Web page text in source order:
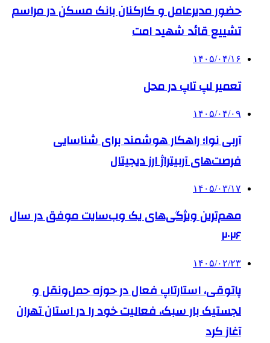
حضور مدیرعامل و کارکنان بانک مسکن در مراسم
تشییع قائد شهید امت
۱۴۰۵/۰۴/۱۶
تعمیر لپ تاپ در محل
۱۴۰۵/۰۴/۰۹
آربی نوا؛ راهکار هوشمند برای شناسایی
فرصت‌های آربیتراژ ارز دیجیتال
۱۴۰۵/۰۳/۱۷
مهم‌ترین ویژگی‌های یک وب‌سایت موفق در سال
۲۰۲۶
۱۴۰۵/۰۲/۲۳
پاتوقی، استارتاپ فعال در حوزه حمل‌ونقل و
لجستیک بار سبک، فعالیت خود را در استان تهران
آغاز کرد